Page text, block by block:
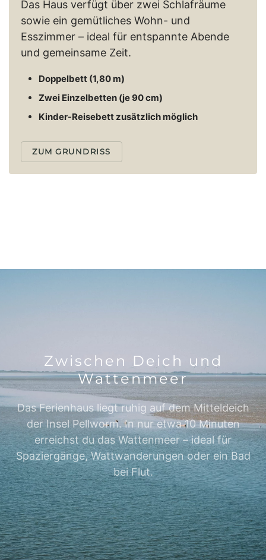
Das Haus verfügt über zwei Schlafräume
sowie ein gemütliches Wohn- und
Esszimmer – ideal für entspannte Abende
und gemeinsame Zeit.
Doppelbett (1,80 m)
Zwei Einzelbetten (je 90 cm)
Kinder-Reisebett zusätzlich möglich
ZUM GRUNDRISS
Zwischen Deich und
Wattenmeer
Das Ferienhaus liegt ruhig auf dem Mitteldeich
der Insel Pellworm. In nur etwa 10 Minuten
erreichst du das Wattenmeer – ideal für
Spaziergänge, Wattwanderungen oder ein Bad
bei Flut.